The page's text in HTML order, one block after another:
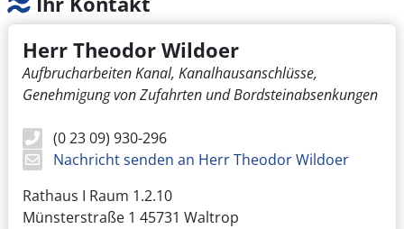
Herr Theodor Wildoer
Aufbrucharbeiten Kanal, Kanalhausanschlüsse,
Genehmigung von Zufahrten und Bordsteinabsenkungen
(0 23 09) 930-296
Nachricht senden an Herr Theodor Wildoer
Rathaus I Raum 1.2.10
Münsterstraße 1 45731 Waltrop